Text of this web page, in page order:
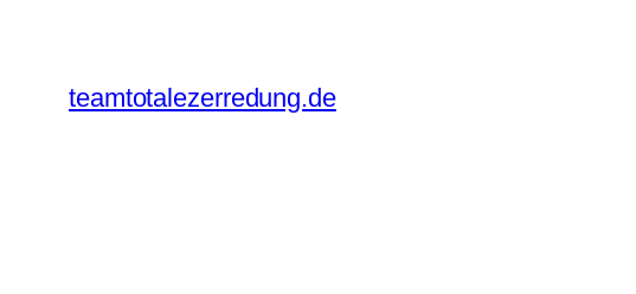
springenteamtotalezerredung.de